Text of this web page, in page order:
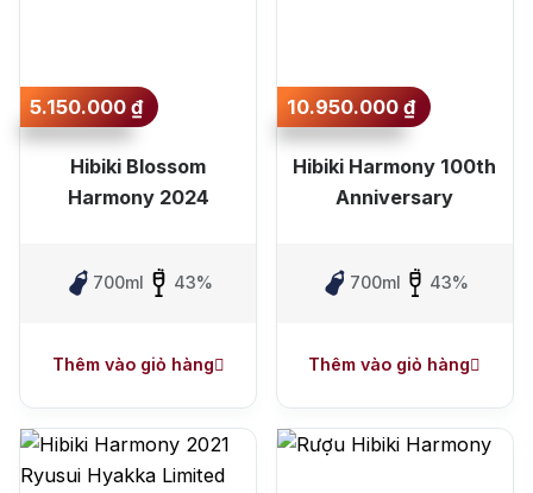
5.150.000₫
Hibiki Blossom
Harmony 2024
700ml 43%
Thêm vào giỏ hàng
10.950.000₫
Hibiki Harmony 100th
Anniversary
700ml 43%
Thêm vào giỏ hàng